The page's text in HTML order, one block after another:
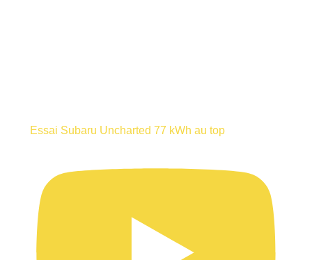
Essai Subaru Uncharted 77 kWh au top